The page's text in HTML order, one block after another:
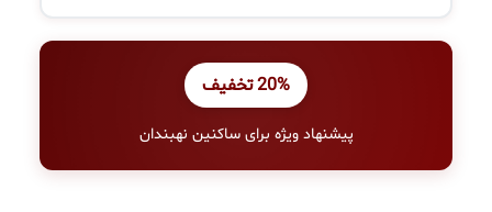
20% تخفیف
پیشنهاد ویژه برای ساکنین نهبندان